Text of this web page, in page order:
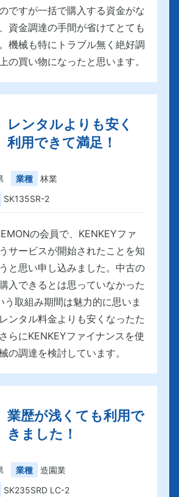
ですが一括で購入する資金がな
資金調達の手間が省けてとても
機械も特にトラブル無く絶好調
の買い物になったと思います。
レンタルよりも安く
利用できて満足！
業種
林業
SK135SR-2
の会員で、KENKEYファ
サービスが開始されたことを知
と思い申し込みました。中古の
入できるとは思っていなかった
う取組み期間は魅力的に思いま
ンタル料金よりも安くなったた
らにKENKEYファイナンスを使
の調達を検討しています。
業歴が浅くても利用で
きました！
業種
造園業
SK235SRD LC-2